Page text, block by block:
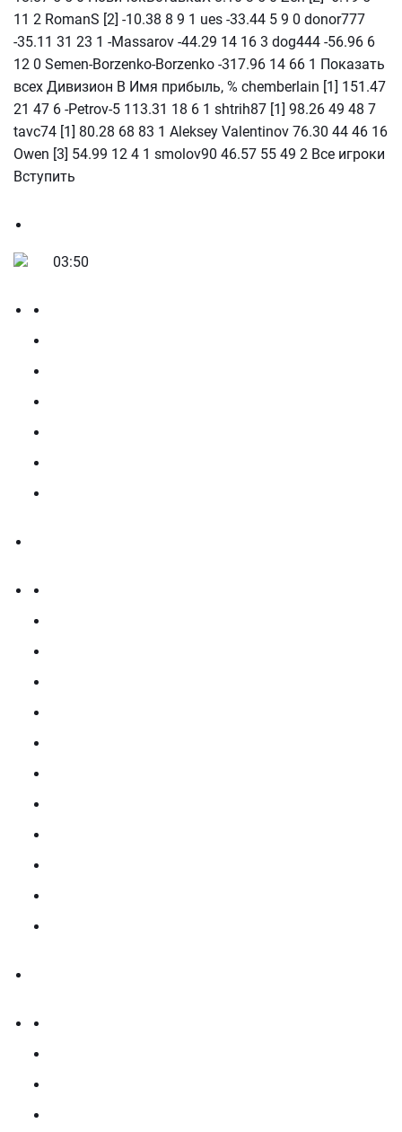
11 2 RomanS [2] -10.38 8 9 1 ues -33.44 5 9 0 donor777
-35.11 31 23 1 -Massarov -44.29 14 16 3 dog444 -56.96 6
12 0 Semen-Borzenko-Borzenko -317.96 14 66 1 Показать
всех Дивизион В Имя прибыль, % chemberlain [1] 151.47
21 47 6 -Petrov-5 113.31 18 6 1 shtrih87 [1] 98.26 49 48 7
tavc74 [1] 80.28 68 83 1 Aleksey Valentinov 76.30 44 46 16
Owen [3] 54.99 12 4 1 smolov90 46.57 55 49 2 Все игроки
Вступить
03:50